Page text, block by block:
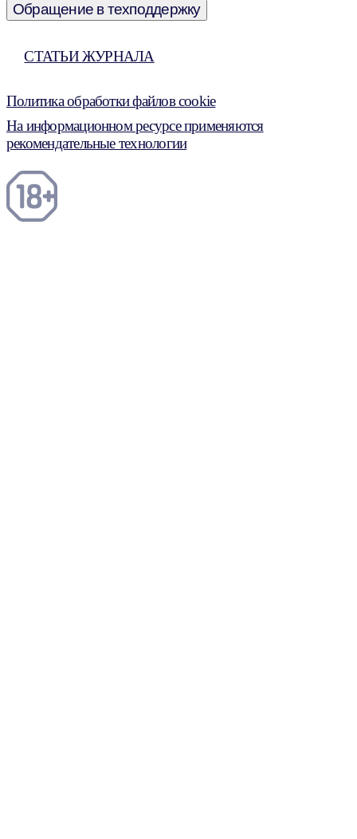
Обращение в техподдержку
СТАТЬИ ЖУРНАЛА
Политика обработки файлов cookie
На информационном ресурсе применяются
рекомендательные технологии